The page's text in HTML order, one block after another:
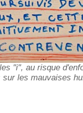
"i", au risque
sur les mauvaises